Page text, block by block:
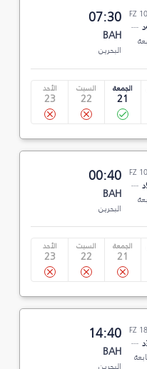
07:30
BAH
البحرين
الجمعة
21
السبت
22
الأحد
23
00:40
BAH
البحرين
الجمعة
21
السبت
22
الأحد
23
14:40
BAH